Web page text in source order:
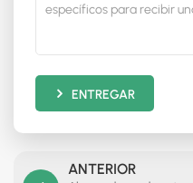
ENTREGAR
ANTERIOR